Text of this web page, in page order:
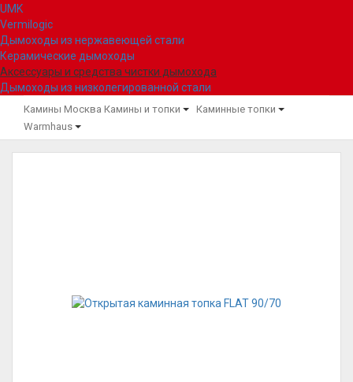
UMK
Vermilogic
Дымоходы из нержавеющей стали
Керамические дымоходы
Аксессуары и средства чистки дымохода
Дымоходы из низколегированной стали
Камины Москва Камины и топки
Каминные топки
Warmhaus